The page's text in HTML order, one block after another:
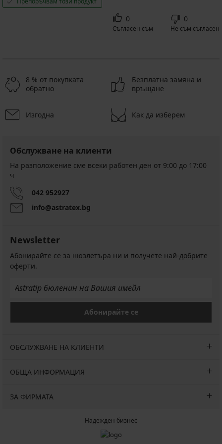
0
Съгласен съм
0
Не съм съгласен
8 % от покупката
обратно
Безплатна замяна и
връщане
Изгодна Как да изберем
Обслужване на клиенти
На разположение сме всеки работен ден от 9:00 до 17:00
ч
042 952927
info@astratex.bg
Newsletter
Абонирайте се за нюзлетъра ни и получете най-добрите
оферти.
Абонирайте се
ОБСЛУЖВАНЕ НА КЛИЕНТИ
ОБЩА ИНФОРМАЦИЯ
ЗА ФИРМАТА
Надежден бизнес